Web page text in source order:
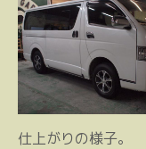
仕上がりの様子。